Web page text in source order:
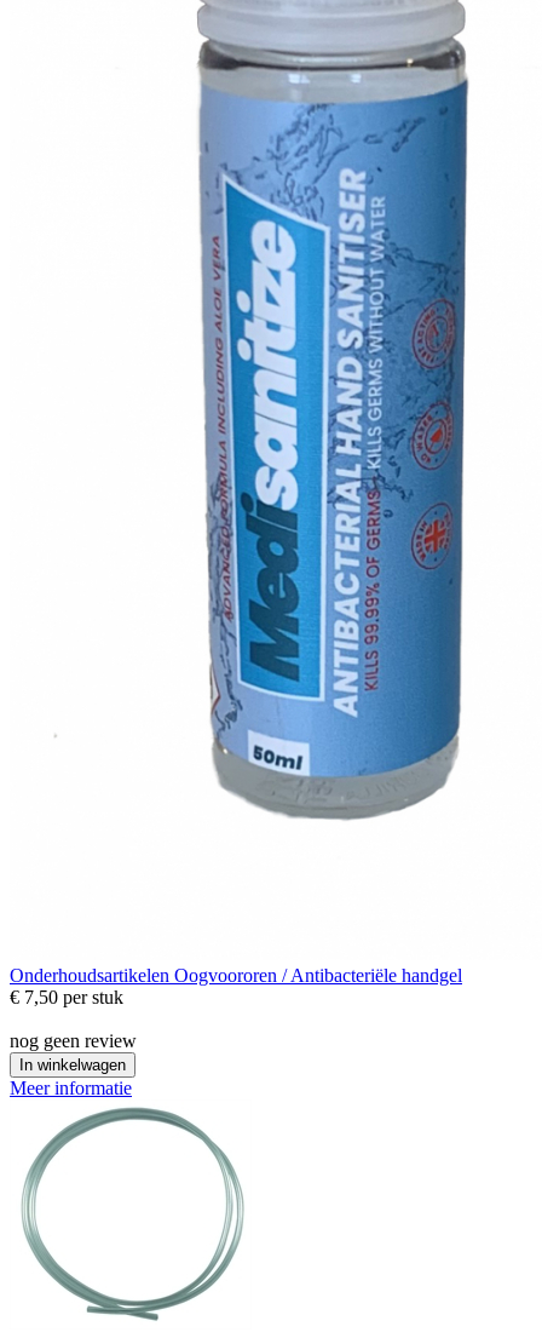
Onderhoudsartikelen Oogvoororen / Antibacteriële handgel
€ 7,50 per stuk
nog geen review
In winkelwagen
Meer informatie